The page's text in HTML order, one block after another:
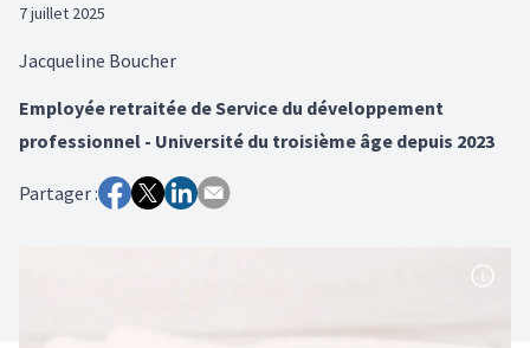
7 juillet 2025
Jacqueline Boucher
Employée retraitée de Service du développement
professionnel - Université du troisième âge depuis 2023
Partager :